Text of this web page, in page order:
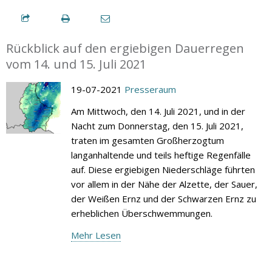
Rückblick auf den ergiebigen Dauerregen
vom 14. und 15. Juli 2021
19-07-2021 Presseraum
Am Mittwoch, den 14. Juli 2021, und in der
Nacht zum Donnerstag, den 15. Juli 2021,
traten im gesamten Großherzogtum
langanhaltende und teils heftige Regenfälle
auf. Diese ergiebigen Niederschläge führten
vor allem in der Nähe der Alzette, der Sauer,
der Weißen Ernz und der Schwarzen Ernz zu
erheblichen Überschwemmungen.
Mehr Lesen